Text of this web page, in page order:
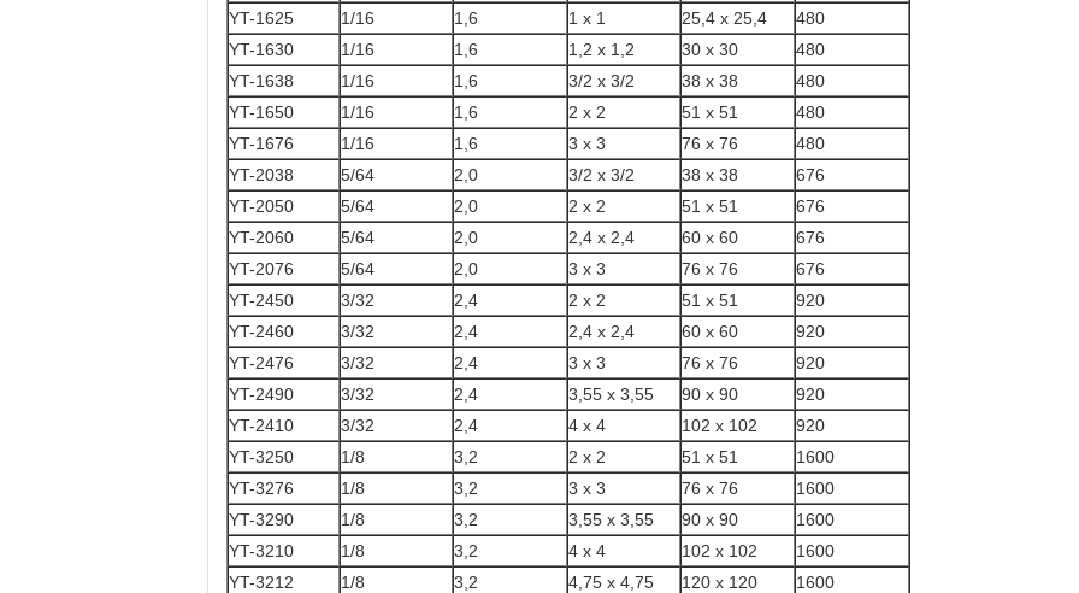
YT-1625
1/16 1,6 1 x 1 25,4 x 25,4
480
YT-1630
1/16 1,6 1,2 x 1,2 30 x 30
480
YT-1638
1/16 1,6 3/2 x 3/2 38 x 38
480
YT-1650
1/16 1,6 2 x 2 51 x 51
480
YT-1676
1/16 1,6 3 x 3 76 x 76
480
YT-2038
5/64 2,0 3/2 x 3/2 38 x 38
676
YT-2050
5/64 2,0 2 x 2 51 x 51
676
YT-2060
5/64 2,0 2,4 x 2,4 60 x 60
676
YT-2076
5/64 2,0 3 x 3 76 x 76
676
YT-2450
3/32 2,4 2 x 2 51 x 51
920
YT-2460
3/32 2,4 2,4 x 2,4 60 x 60
920
YT-2476
3/32 2,4 3 x 3 76 x 76
920
YT-2490
3/32 2,4 3,55 x 3,55 90 x 90
920
YT-2410
3/32 2,4 4 x 4 102 x 102
920
YT-3250
1/8 3,2 2 x 2 51 x 51
1600
YT-3276
1/8 3,2 3 x 3 76 x 76
1600
YT-3290
1/8 3,2 3,55 x 3,55 90 x 90
1600
YT-3210
1/8 3,2 4 x 4 102 x 102
1600
YT-3212
1/8 3,2 4,75 x 4,75 120 x 120 1600